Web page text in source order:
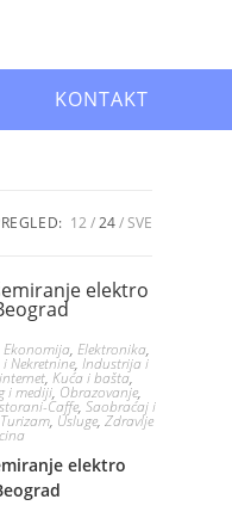
KONTAKT
12 24 SVE
Ekonomija,Elektronika,
Nekretnine,Industrija i
,Kuća i bašta,
i mediji, Obrazovanje,
Caffe, Saobraćaj i
Turizam, Usluge, Zdravlje
elektro